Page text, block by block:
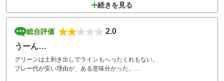
続きを見る
総合評価
2.0
うーん…
グリーンは土剥き出しでラインもへったくれもない。
プレー代が安い理由が、ある意味分かった。